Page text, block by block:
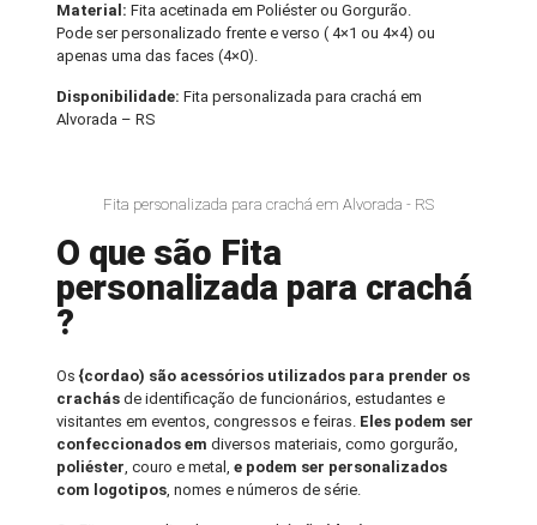
Material: Fita acetinada em Poliéster ou Gorgurão.
Pode ser personalizado frente e verso ( 4×1 ou 4×4) ou
apenas uma das faces (4×0).
Disponibilidade:Fita personalizada para crachá em
Alvorada – RS
Fita personalizada para crachá em Alvorada - RS
O que são Fita
personalizada para crachá
?
Os {cordao) são acessórios utilizados para prender os
crachás de identificação de funcionários, estudantes e
visitantes em eventos, congressos e feiras. Eles podem ser
confeccionados emdiversos materiais, como gorgurão,
poliéster, couro e metal,e podem ser personalizados
com logotipos, nomes e números de série.